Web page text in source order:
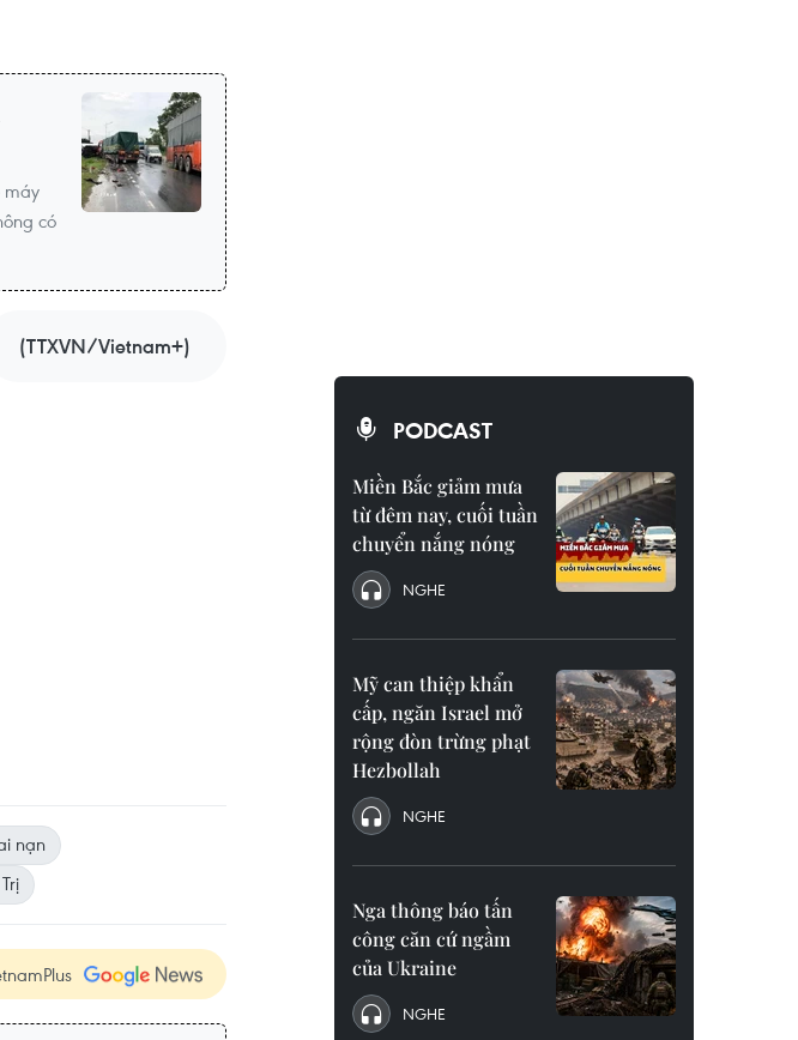
máy
có
(TTXVN/Vietnam+)
nạn
PODCAST
Miền Bắc giảm mưa
từ đêm nay, cuối tuần
chuyển nắng nóng
NGHE
Mỹ can thiệp khẩn
cấp, ngăn Israel mở
rộng đòn trừng phạt
Hezbollah
NGHE
Nga thông báo tấn
công căn cứ ngầm
của Ukraine
NGHE